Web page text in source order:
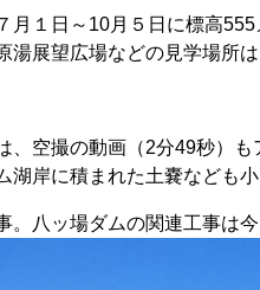
１日～10月５日に標高
湯展望広場などの見学場所
空撮の動画（2分49秒）
湖岸に積まれた土嚢なども小
。八ッ場ダムの関連工事は